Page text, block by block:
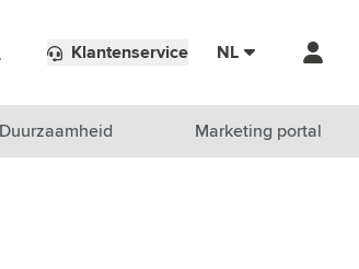
Klantenservice NL
Duurzaamheid Marketing portal